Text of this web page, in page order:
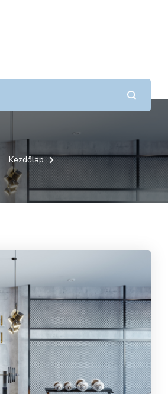
Kezdőlap